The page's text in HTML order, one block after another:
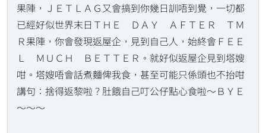
果陣，ＪＥＴＬＡＧ又會搞到你幾日訓唔到覺，一切都
已經好似世界末日ＴＨＥ ＤＡＹ ＡＦＴＥＲ ＴＭ
Ｒ果陣，你會發現返屋企，見到自己人，始終會ＦＥＥ
Ｌ ＭＵＣＨ ＢＥＴＴＥＲ。就好似返屋企見到塔嫂
咁。塔嫂唔會話煮麵俾我食，甚至可能只係頭也不抬咁
講句：捨得返黎啦？肚餓自己叮公仔點心食啦～ＢＹＥ
～～～